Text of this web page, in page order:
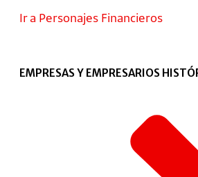
Ir a Personajes Financieros
EMPRESAS Y EMPRESARIOS